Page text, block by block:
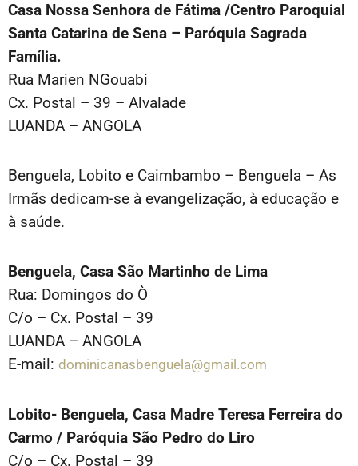
Casa Nossa Senhora de Fátima /Centro Paroquial
Santa Catarina de Sena – Paróquia Sagrada
Família.
Rua Marien NGouabi
Cx. Postal – 39 – Alvalade
LUANDA – ANGOLA
Benguela, Lobito e Caimbambo – Benguela – As
Irmãs dedicam-se à evangelização, à educação e
à saúde.
Benguela, Casa São Martinho de Lima
Rua: Domingos do Ò
C/o – Cx. Postal – 39
LUANDA – ANGOLA
E-mail: dominicanasbenguela@gmail.com
Lobito- Benguela, Casa Madre Teresa Ferreira do
Carmo / Paróquia São Pedro do Liro
C/o – Cx. Postal – 39